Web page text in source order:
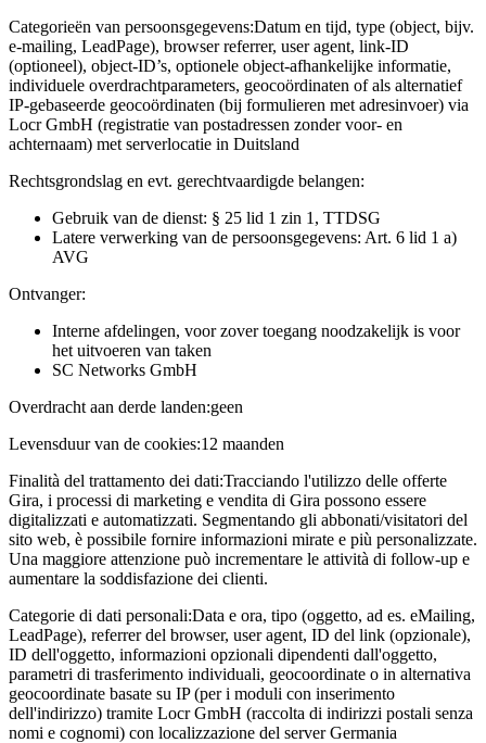
Categorieën van persoonsgegevens:Datum en tijd, type (object, bijv.
e-mailing, LeadPage), browser referrer, user agent, link-ID
(optioneel), object-ID’s, optionele object-afhankelijke informatie,
individuele overdrachtparameters, geocoördinaten of als alternatief
IP-gebaseerde geocoördinaten (bij formulieren met adresinvoer) via
Locr GmbH (registratie van postadressen zonder voor- en
achternaam) met serverlocatie in Duitsland
Rechtsgrondslag en evt. gerechtvaardigde belangen:
Gebruik van de dienst: § 25 lid 1 zin 1, TTDSG
Latere verwerking van de persoonsgegevens: Art. 6 lid 1 a)
AVG
Ontvanger:
Interne afdelingen, voor zover toegang noodzakelijk is voor
het uitvoeren van taken
SC Networks GmbH
Overdracht aan derde landen:geen
Levensduur van de cookies:12 maanden
Finalità del trattamento dei dati:Tracciando l'utilizzo delle offerte
Gira, i processi di marketing e vendita di Gira possono essere
digitalizzati e automatizzati. Segmentando gli abbonati/visitatori del
sito web, è possibile fornire informazioni mirate e più personalizzate.
Una maggiore attenzione può incrementare le attività di follow-up e
aumentare la soddisfazione dei clienti.
Categorie di dati personali:Data e ora, tipo (oggetto, ad es. eMailing,
LeadPage), referrer del browser, user agent, ID del link (opzionale),
ID dell'oggetto, informazioni opzionali dipendenti dall'oggetto,
parametri di trasferimento individuali, geocoordinate o in alternativa
geocoordinate basate su IP (per i moduli con inserimento
dell'indirizzo) tramite Locr GmbH (raccolta di indirizzi postali senza
nomi e cognomi) con localizzazione del server Germania